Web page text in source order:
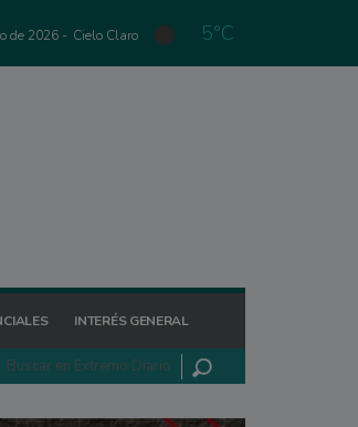
de 2026 - Cielo Claro 5°C
INTERÉS GENERAL